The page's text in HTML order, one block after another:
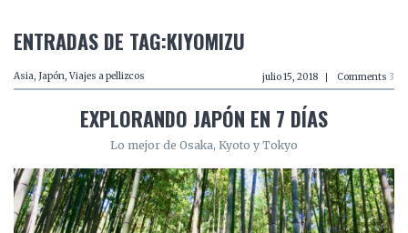
ENTRADAS DE TAG:KIYOMIZU
Asia, Japón, Viajes a pellizcos julio 15, 2018 Comments 3
EXPLORANDO JAPÓN EN 7 DÍAS
Lo mejor de Osaka, Kyoto y Tokyo